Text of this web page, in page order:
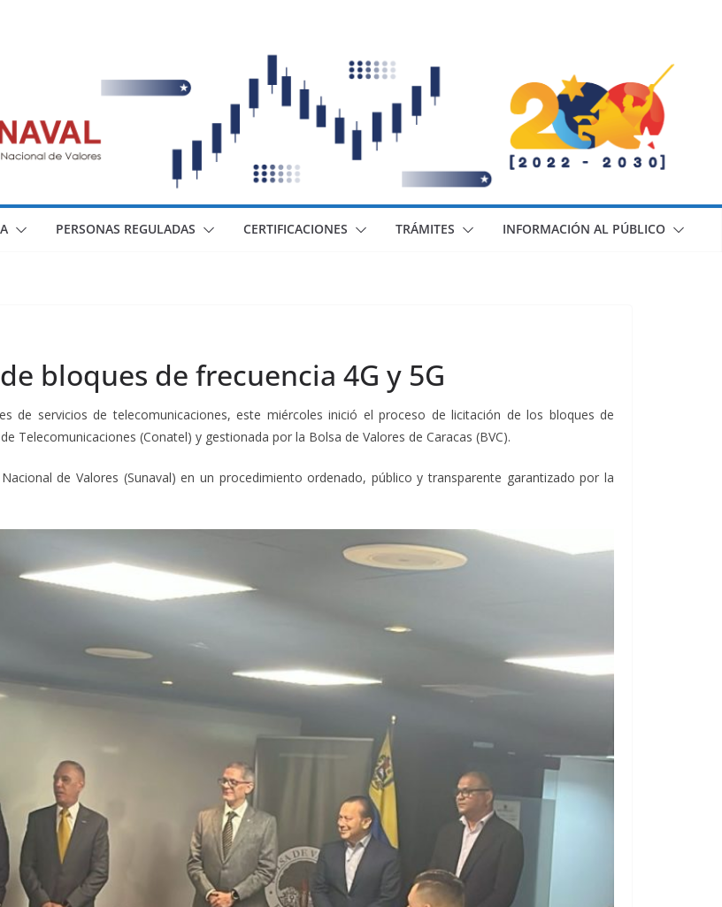
PERSONAS REGULADAS CERTIFICACIONES TRÁMITES INFORMACIÓN AL PÚBLICO
bloques de frecuencia 4G y 5G
de servicios de telecomunicaciones, este miércoles inició el proceso de licitación de los bloques de
de Telecomunicaciones (Conatel) y gestionada por la Bolsa de Valores de Caracas (BVC).
de Valores (Sunaval) en un procedimiento ordenado, público y transparente garantizado por la